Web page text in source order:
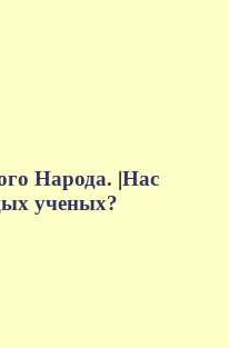
Народа. |Нас
ученых?